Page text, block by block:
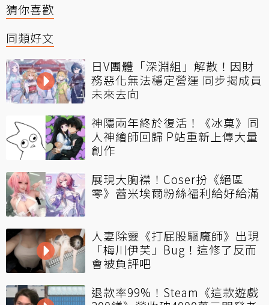
猜你喜歡
同類好文
日V團體「深淵組」解散！因財
務惡化無法穩定營運 同步揭成員
未來去向
神隱兩年終於復活！《冰菓》同
人神繪師回歸 P站重新上傳大量
創作
展現大胸襟！Coser扮《絕區
零》蕾米埃爾粉絲福利給好給滿
人妻除靈《打屁股驅魔師》出現
「梅川伊芙」Bug！這修了反而
會被負評吧
退款率99%！Steam《這款遊戲